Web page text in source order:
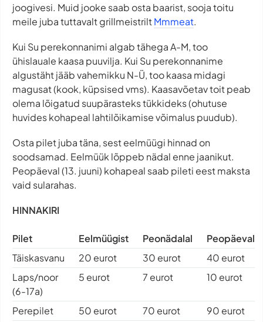
joogivesi. Muid jooke saab osta baarist, sooja toitu
meile juba tuttavalt grillmeistriltMmmeat.
Kui Su perekonnanimi algab tähega A-M, too
ühislauale kaasa puuvilja. Kui Su perekonnanime
algustäht jääb vahemikku N-Ü, too kaasa midagi
magusat (kook, küpsised vms). Kaasavõetav toit peab
olema lõigatud suupärasteks tükkideks (ohutuse
huvides kohapeal lahtilõikamise võimalus puudub).
Osta pilet juba täna, sest eelmüügi hinnad on
soodsamad. Eelmüük lõppeb nädal enne jaanikut.
Peopäeval (13. juuni) kohapeal saab pileti eest maksta
vaid sularahas.
HINNAKIRI
Pilet Eelmüügist Peonädalal
Peopäeval
Täiskasvanu
20 eurot 30 eurot
40 eurot
Laps/noor
(6-17a)
5 eurot 7 eurot 10 eurot
Perepilet 50 eurot 70 eurot
90 eurot